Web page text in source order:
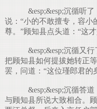
&esp;&esp;沉循听了
说：“小的不敢擅专，容
尊。”顾知县点头道：“这
&esp;&esp;沉循又
把顾知县如何提拔她转正
罢，问道：“这位瑾郎君的
&esp;&esp;沉循答道
与顾知县所说大致相合。